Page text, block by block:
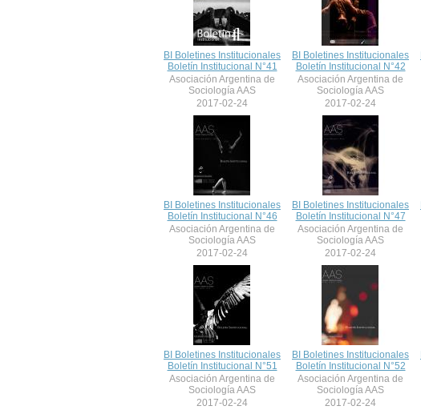
BI Boletines Institucionales
Boletín Institucional N°41
Asociación Argentina de
Sociología AAS
2017-02-24
BI Boletines Institucionales
Boletín Institucional N°42
Asociación Argentina de
Sociología AAS
2017-02-24
BI Boletines Institucionales
Boletín Institucional N°46
Asociación Argentina de
Sociología AAS
2017-02-24
BI Boletines Institucionales
Boletín Institucional N°47
Asociación Argentina de
Sociología AAS
2017-02-24
BI Boletines Institucionales
Boletín Institucional N°51
Asociación Argentina de
Sociología AAS
2017-02-24
BI Boletines Institucionales
Boletín Institucional N°52
Asociación Argentina de
Sociología AAS
2017-02-24